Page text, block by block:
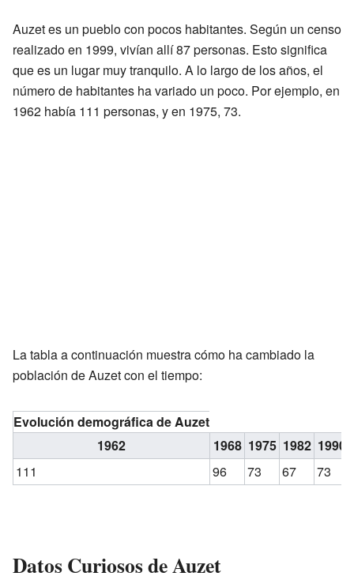
Auzet es un pueblo con pocos habitantes. Según un censo
realizado en 1999, vivían allí 87 personas. Esto significa
que es un lugar muy tranquilo. A lo largo de los años, el
número de habitantes ha variado un poco. Por ejemplo, en
1962 había 111 personas, y en 1975, 73.
La tabla a continuación muestra cómo ha cambiado la
población de Auzet con el tiempo:
Evolución demográfica de Auzet
1962
1968 1975 1982 1990
111
96 73 67 73
Datos Curiosos de Auzet